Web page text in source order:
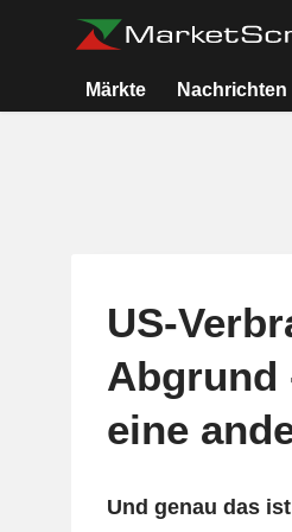
Märkte Nachrichten
US-
Abgrund
eine
Und genau das